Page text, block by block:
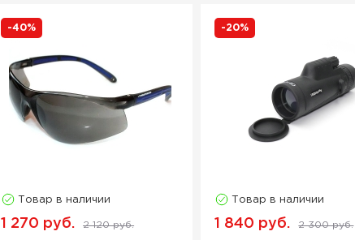
-40%
Товар в наличии
1 270 руб. 2 120 руб.
-20%
Товар в наличии
1 840 руб. 2 300 руб.